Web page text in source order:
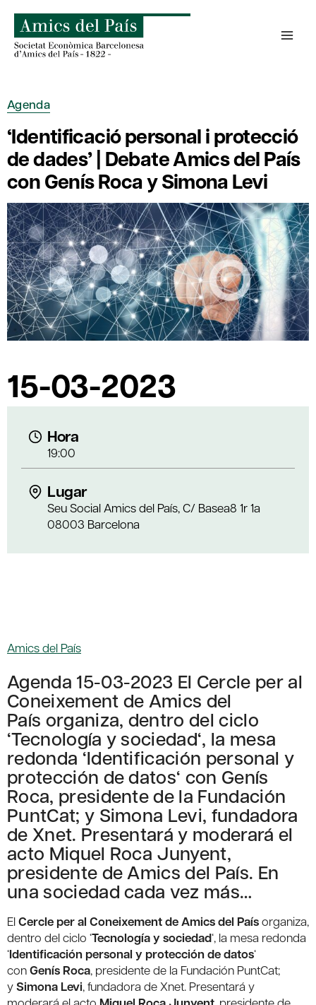
contenido
Agenda
‘Identificació personal i protecció
de dades’ | Debate Amics del País
con Genís Roca y Simona Levi
15-03-2023
Hora
19:00
Lugar
Seu Social Amics del País, C/ Basea8 1r 1a
08003 Barcelona
Amics del País
Agenda 15-03-2023 El Cercle per al
Coneixement de Amics del
País organiza, dentro del ciclo
‘Tecnología y sociedad‘, la mesa
redonda ‘Identificación personal y
protección de datos‘ con Genís
Roca, presidente de la Fundación
PuntCat; y Simona Levi, fundadora
de Xnet. Presentará y moderará el
acto Miquel Roca Junyent,
presidente de Amics del País. En
una sociedad cada vez más…
ElCercle per al Coneixement de Amics del Paísorganiza,
dentro del ciclo ‘Tecnología y sociedad‘, la mesa redonda
‘Identificación personal y protección de datos‘
conGenís Roca, presidente de la Fundación PuntCat;
ySimona Levi, fundadora de Xnet. Presentará y